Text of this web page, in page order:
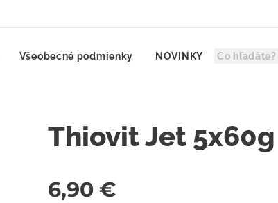
Všeobecné podmienky NOVINKY
Thiovit Jet 5x60g
6,90 €